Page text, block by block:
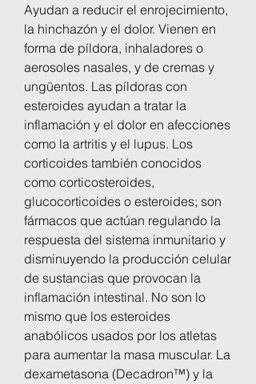
Ayudan a reducir el enrojecimiento,
la hinchazón y el dolor. Vienen en
forma de píldora, inhaladores o
aerosoles nasales, y de cremas y
ungüentos. Las píldoras con
esteroides ayudan a tratar la
inflamación y el dolor en afecciones
como la artritis y el lupus. Los
corticoides también conocidos
como corticosteroides,
glucocorticoides o esteroides; son
fármacos que actúan regulando la
respuesta del sistema inmunitario y
disminuyendo la producción celular
de sustancias que provocan la
inflamación intestinal. No son lo
mismo que los esteroides
anabólicos usados por los atletas
para aumentar la masa muscular. La
dexametasona (Decadron™) y la